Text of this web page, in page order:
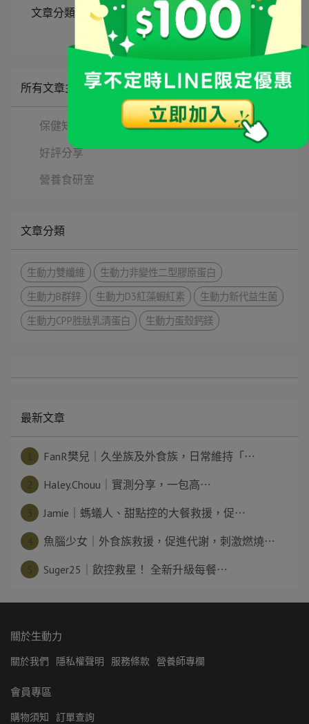
文章分類 生動力非變性二型膠原蛋白
所有文章主題
保健知識
好評分享
營養食研室
文章分類
生動力雙纖維
生動力非變性二型膠原蛋白
生動力B群鋅
生動力D3紅藻蝦紅素
生動力新代益生菌
生動力CPP胜肽乳清蛋白
生動力蛋殼鈣鎂
最新文章
FanR樊兒｜久坐族及外食族，日常維持「⋯
Haley.Chouu｜實測分享，一包高⋯
Jamie｜螞蟻人、甜點控的大餐救援，促⋯
魚腦少女｜外食族救援，促進代謝，刺激燃燒⋯
Suger25｜飲控救星！ 全新升級每餐⋯
關於生動力
關於我們 隱私權聲明 服務條款 營養師專欄
會員專區
購物須知 訂單查詢